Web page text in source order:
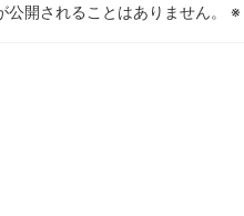
公開されることはありません。 ※